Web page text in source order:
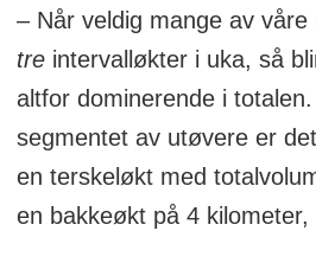
– Når veldig mange av
treintervalløkter i uka, så
altfor dominerende i
segmentet av utøvere er
en terskeløkt med
en bakkeøkt på 4 kilometer,